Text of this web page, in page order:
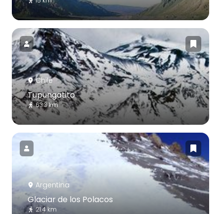
Chile
Tupungatito
63.3 km
Argentina
Glaciar de los Polacos
21.4 km